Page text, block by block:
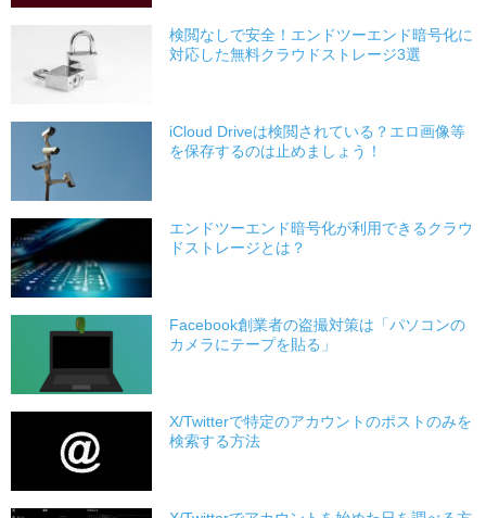
検閲なしで安全！エンドツーエンド暗号化に
対応した無料クラウドストレージ3選
iCloud Driveは検閲されている？エロ画像等
を保存するのは止めましょう！
エンドツーエンド暗号化が利用できるクラウ
ドストレージとは？
Facebook創業者の盗撮対策は「パソコンの
カメラにテープを貼る」
X/Twitterで特定のアカウントのポストのみを
検索する方法